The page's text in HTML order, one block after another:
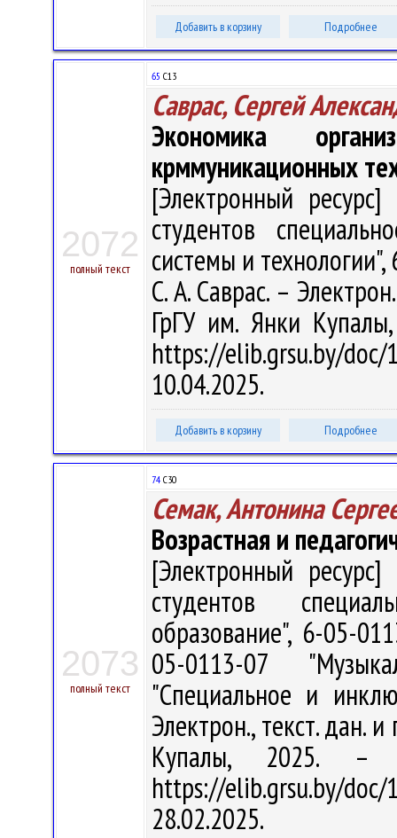
Добавить в корзину Подробнее
2072
полный текст
65 С13
Саврас, Сергей
Экономика
крммуникационных
[Электронный
студентов
системы и
С. А. Саврас. –
ГрГУ им. Янки
https://elib.grsu.by/
10.04.2025.
Добавить в корзину Подробнее
2073
полный текст
74 С30
Семак, Антонина
Возрастная и
[Электронный
студентов
образование", 6-05-
05-0113-07
"Специальное и
Электрон., текст. дан.
Купалы, 2025. –
https://elib.grsu.by/
28.02.2025.